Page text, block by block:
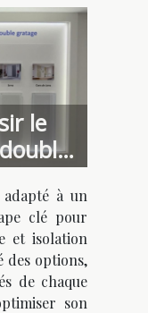
le
à un
clé pour
et isolation
des options,
de chaque
son